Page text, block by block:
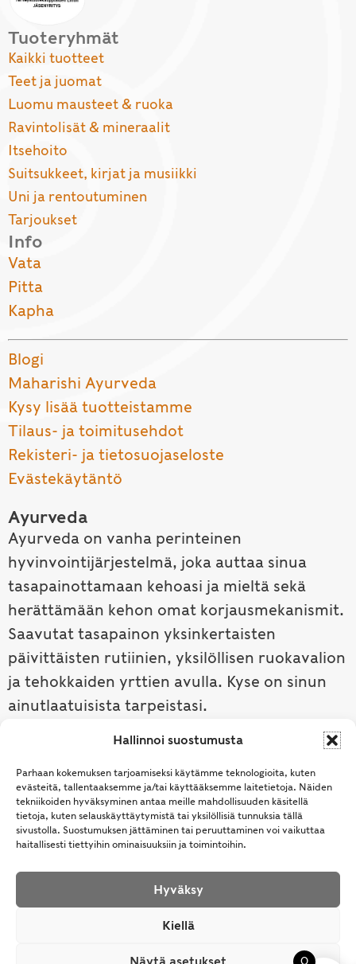
Hallinnoi suostumusta
Parhaan kokemuksen tarjoamiseksi käytämme teknologioita, kuten
evästeitä, tallentaaksemme ja/tai käyttääksemme laitetietoja. Näiden
tekniikoiden hyväksyminen antaa meille mahdollisuuden käsitellä
tietoja, kuten selauskäyttäytymistä tai yksilöllisiä tunnuksia tällä
sivustolla. Suostumuksen jättäminen tai peruuttaminen voi vaikuttaa
haitallisesti tiettyihin ominaisuuksiin ja toimintoihin.
Hyväksy
Kiellä
Tuoteryhmät
Kaikki tuotteet
Teet ja juomat
Luomu mausteet & ruoka
Ravintolisät & mineraalit
Itsehoito
Suitsukkeet, kirjat ja musiikki
Uni ja rentoutuminen
Tarjoukset
Info
Vata
Pitta
Kapha
Blogi
Maharishi Ayurveda
Kysy lisää tuotteistamme
Tilaus- ja toimitusehdot
Rekisteri- ja tietosuojaseloste
Evästekäytäntö
Ayurveda
Ayurveda on vanha perinteinen
hyvinvointijärjestelmä, joka auttaa sinua
tasapainottamaan kehoasi ja mieltä sekä
herättämään kehon omat korjausmekanismit.
Saavutat tasapainon yksinkertaisten
päivittäisten rutiinien, yksilöllisen ruokavalion
ja tehokkaiden yrttien avulla. Kyse on sinun
ainutlaatuisista tarpeistasi.
Tutustu ayurvedaan →
© Samhita | Ayurveda -tuotteita suomalaisille jo
vuodesta 1994. All Rights Reserved.
0